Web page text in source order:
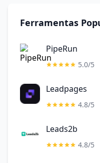
Ferramentas
PipeRun
5.0/5
Leadpages
4.8/5
Leads2b
4.8/5